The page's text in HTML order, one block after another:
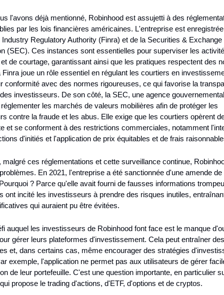
l'avons déjà mentionné, Robinhood est assujetti à des
par les lois financières américaines. L'entreprise est
Industry Regulatory Authority (Finra) et de la Securities & Exchange
(SEC). Ces instances sont essentielles pour superviser les
de courtage, garantissant ainsi que les pratiques respectent des
Finra joue un rôle essentiel en régulant les courtiers en
conformité avec des normes rigoureuses, ce qui favorise la
investisseurs. De son côté, la SEC, une agence
les marchés de valeurs mobilières afin de protéger les
contre la fraude et les abus. Elle exige que les courtiers opèrent
et se conforment à des restrictions commerciales, notamment
d'initiés et l'application de prix équitables et de frais
malgré ces réglementations et cette surveillance continue,
En 2021, l'entreprise a été sanctionnée d'une amende de
? Parce qu'elle avait fourni de fausses informations
ont incité les investisseurs à prendre des risques inutiles,
qui auraient pu être évitées.
auquel les investisseurs de Robinhood font face est le manque
gérer leurs plateformes d'investissement. Cela peut entraîner
et, dans certains cas, même encourager des stratégies
exemple, l'application ne permet pas aux utilisateurs de gérer
de leur portefeuille. C'est une question importante, en particulier
propose le trading d'actions, d'ETF, d'options et de cryptos.